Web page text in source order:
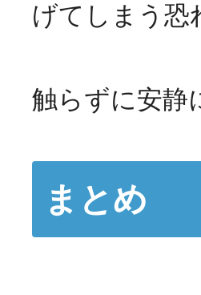
げてしまう恐
触らずに安静
まとめ